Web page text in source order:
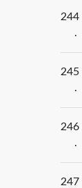
244
245
246
247